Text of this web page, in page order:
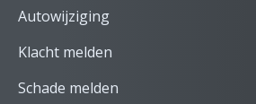
Autowijziging
Klacht melden
Schade melden